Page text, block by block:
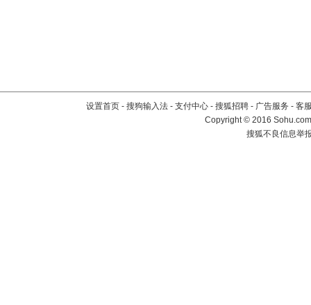
设置首页 - 搜狗输入法 - 支付中心 - 搜狐招聘 - 广告服务 - 客
Copyright©2016
搜狐不良信息举